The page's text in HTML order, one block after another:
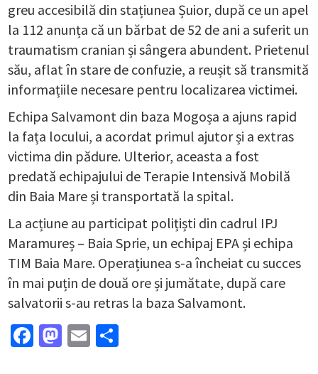
greu accesibilă din stațiunea Șuior, după ce un apel
la 112 anunța că un bărbat de 52 de ani a suferit un
traumatism cranian și sângera abundent. Prietenul
său, aflat în stare de confuzie, a reușit să transmită
informațiile necesare pentru localizarea victimei.
Echipa Salvamont din baza Mogoșa a ajuns rapid
la fața locului, a acordat primul ajutor și a extras
victima din pădure. Ulterior, aceasta a fost
predată echipajului de Terapie Intensivă Mobilă
din Baia Mare și transportată la spital.
La acțiune au participat polițiști din cadrul IPJ
Maramureș – Baia Sprie, un echipaj EPA și echipa
TIM Baia Mare. Operațiunea s-a încheiat cu succes
în mai puțin de două ore și jumătate, după care
salvatorii s-au retras la baza Salvamont.
Facebook
Mastodon
Email